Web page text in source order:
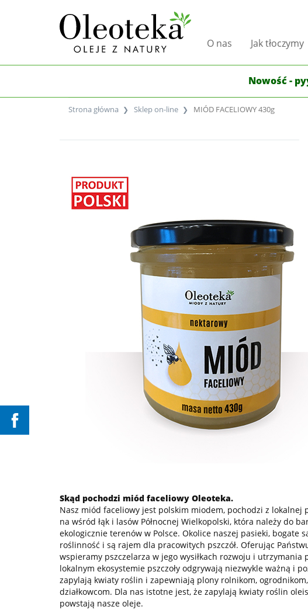
O nas Jak tłoczymy
Nowość -
Strona główna Sklep on-line MIÓD FACELIOWY 430g
Skąd pochodzi miód faceliowy Oleoteka.
Nasz miód faceliowy jest polskim miodem, pochodzi z lokalnej
na wśród łąk i lasów Północnej Wielkopolski, która należy do
ekologicznie terenów w Polsce. Okolice naszej pasieki, bogate
roślinność i są rajem dla pracowitych pszczół. Oferując
wspieramy pszczelarza w jego wysiłkach rozwoju i utrzymania
lokalnym ekosystemie pszczoły odgrywają niezwykle ważną i
zapylają kwiaty roślin i zapewniają plony rolnikom,
działkowcom. Dla nas istotne jest, że zapylają kwiaty roślin
powstają nasze oleje.